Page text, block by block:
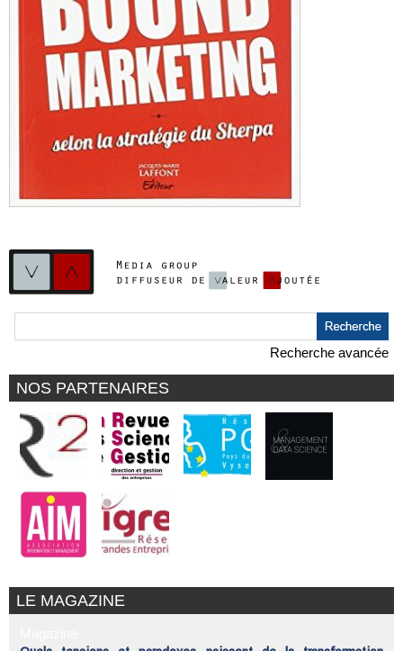
Recherche avancée
NOS PARTENAIRES
LE MAGAZINE